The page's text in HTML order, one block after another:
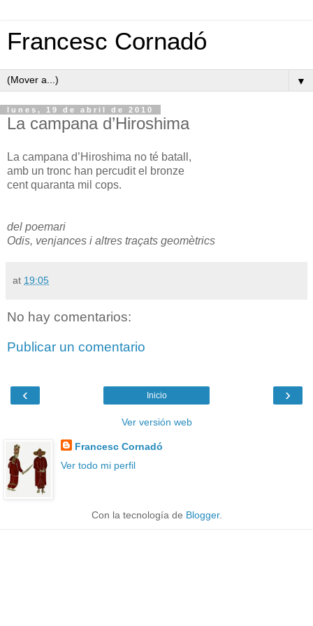
Francesc Cornadó
▼
lunes, 19 de abril de 2010
La campana d’Hiroshima
La campana d’Hiroshima no té batall,
amb un tronc han percudit el bronze
cent quaranta mil cops.
del poemari
Odis, venjances i altres traçats geomètrics
at 19:05
No hay comentarios:
Publicar un comentario
‹ ›
Inicio
Ver versión web
Francesc Cornadó
Ver todo mi perfil
Con la tecnología de Blogger.